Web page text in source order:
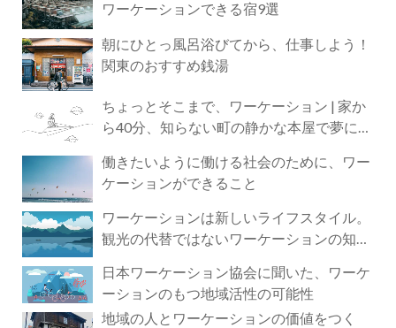
ワーケーションできる宿9選
朝にひとっ風呂浴びてから、仕事しよう！
関東のおすすめ銭湯
ちょっとそこまで、ワーケーション | 家か
ら40分、知らない町の静かな本屋で夢に近
働きたいように働ける社会のために、ワー
ケーションができること
ワーケーションは新しいライフスタイル。
観光の代替ではないワーケーションの知ら
日本ワーケーション協会に聞いた、ワーケ
ーションのもつ地域活性の可能性
地域の人とワーケーションの価値をつく